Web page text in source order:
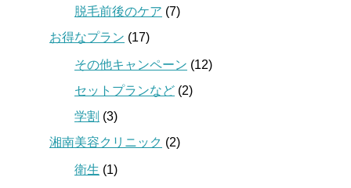
脱毛前後のケア (7)
お得なプラン (17)
その他キャンペーン (12)
セットプランなど (2)
学割 (3)
湘南美容クリニック (2)
衛生 (1)